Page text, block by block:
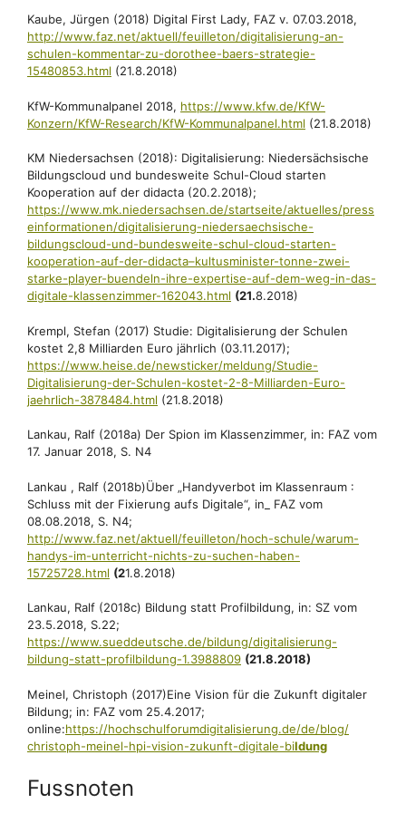
Kaube, Jürgen (2018) Digital First Lady, FAZ v. 07.03.2018,
http://www.faz.net/aktuell/­feuilleton/digitalisierung-an-
schulen-kommentar-zu-dorothee-baers-strategie-
15480853.html (21.8.2018)
KfW-Kommunalpanel 2018, https://www.kfw.de/KfW-
Konzern/KfW-Research/KfW-Kommunalpanel.html (21.8.2018)
KM Niedersachsen (2018): Digitalisierung: Niedersächsische
Bildungscloud und bundesweite Schul-Cloud starten
Kooperation auf der didacta (20.2.2018);
https://www.mk.niedersachsen.de/startseite/aktuelles/press
einformationen/digitalisierung-niedersaechsische-
bildungscloud-und-bundesweite-schul-cloud-starten-
kooperation-auf-der-didacta–kultusminister-tonne-zwei-
starke-player-buendeln-ihre-expertise-auf-dem-weg-in-das-
digitale-klassenzimmer-162043.html (21.8.2018)
Krempl, Stefan (2017) Studie: Digitalisierung der Schulen
kostet 2,8 Milliarden Euro jährlich (03.11.2017);
https://www.heise.de/newsticker/meldung/Studie-
Digitalisierung-der-Schulen-kostet-2-8-Milliarden-Euro-
jaehrlich-3878484.html (21.8.2018)
Lankau, Ralf (2018a) Der Spion im Klassenzimmer, in: FAZ vom
17. Januar 2018, S. N4
Lankau , Ralf (2018b)Über „Handyverbot im Klassenraum :
Schluss mit der Fixierung aufs Digitale“, in_ FAZ vom
08.08.2018, S. N4;
http://www.faz.net/aktuell/feuilleton/hoch-schule/warum-
handys-im-unterricht-nichts-zu-suchen-haben-
15725728.html (21.8.2018)
Lankau, Ralf (2018c) Bildung statt Profilbildung, in: SZ vom
23.5.2018, S.22;
https://www.sueddeutsche.de/bildung/digitalisierung-
bildung-statt-profilbildung-1.3988809 (21.8.2018)
Meinel, Christoph (2017)Eine Vision für die Zukunft digitaler
Bildung; in: FAZ vom 25.4.2017;
online:https://hochschulforumdigitalisierung.de/de/blog/
christoph-meinel-hpi-vision-zukunft-digitale-bildung
Fussnoten